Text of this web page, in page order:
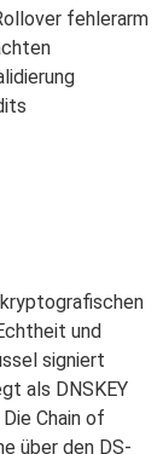
fehlerarm
und
signiert
als DNSKEY
Chain of
über den DS-